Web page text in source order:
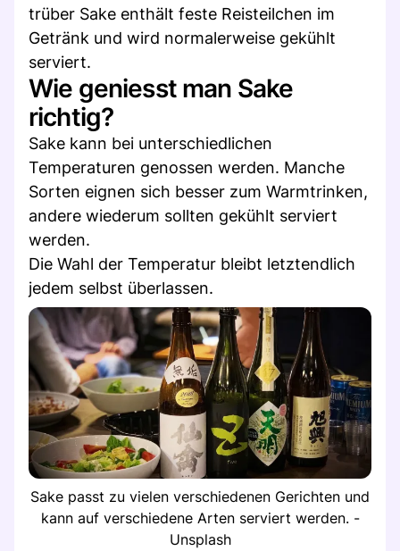
trüber Sake enthält feste Reisteilchen im
Getränk und wird normalerweise gekühlt
serviert.
Wie geniesst man Sake
richtig?
Sake kann bei unterschiedlichen
Temperaturen genossen werden. Manche
Sorten eignen sich besser zum Warmtrinken,
andere wiederum sollten gekühlt serviert
werden.
Die Wahl der Temperatur bleibt letztendlich
jedem selbst überlassen.
Sake passt zu vielen verschiedenen Gerichten und
kann auf verschiedene Arten serviert werden. -
Unsplash